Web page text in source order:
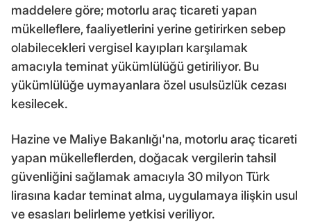
maddelere göre; motorlu araç ticareti yapan
mükelleflere, faaliyetlerini yerine getirirken sebep
olabilecekleri vergisel kayıpları karşılamak
amacıyla teminat yükümlülüğü getiriliyor. Bu
yükümlülüğe uymayanlara özel usulsüzlük cezası
kesilecek.
Hazine ve Maliye Bakanlığı'na, motorlu araç ticareti
yapan mükelleflerden, doğacak vergilerin tahsil
güvenliğini sağlamak amacıyla 30 milyon Türk
lirasına kadar teminat alma, uygulamaya ilişkin usul
ve esasları belirleme yetkisi veriliyor.